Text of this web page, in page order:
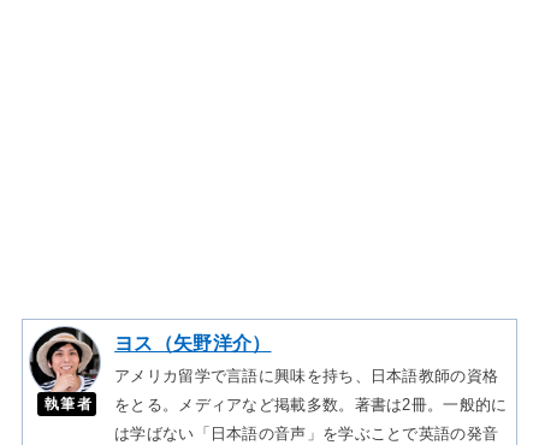
執筆者
ヨス（矢野洋介）
アメリカ留学で言語に興味を持ち、日本語教師の資格
をとる。メディアなど掲載多数。著書は2冊。一般的に
は学ばない「日本語の音声」を学ぶことで英語の発音